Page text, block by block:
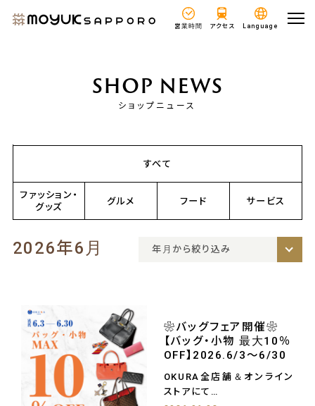
営業時間 アクセス Language
SHOP NEWS
ショップニュース
すべて
ファッション・
グッズ
グルメ フード サービス
年月から絞り込み
2026年6月
❀バッグフェア開催❀
【バッグ・小物 最大10％
OFF】2026.6/3〜6/30
OKURA全店舗＆オンライン
ストアにて